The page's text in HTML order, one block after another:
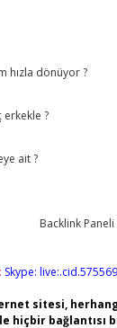
hızla dönüyor ?
erkekle ?
ait ?
Skype:
sitesi,
hiçbir bağlantısı